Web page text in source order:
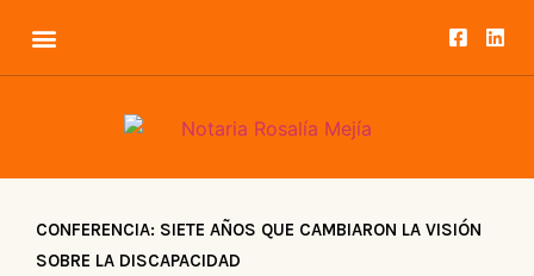
CONFERENCIA: SIETE AÑOS QUE CAMBIARON LA VISIÓN
SOBRE LA DISCAPACIDAD